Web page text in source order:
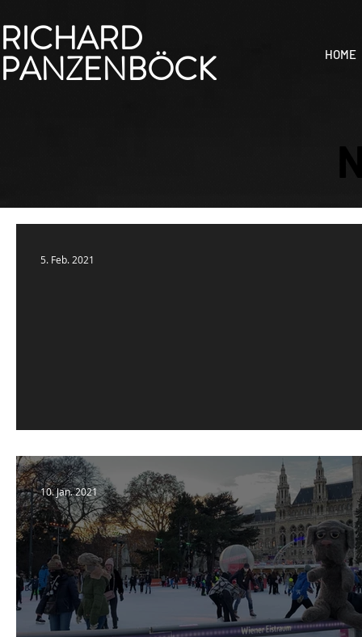
RICHARD
PANZENBÖCK HOME
Article: Die Bühne
5. Feb. 2021
10. Jan. 2021